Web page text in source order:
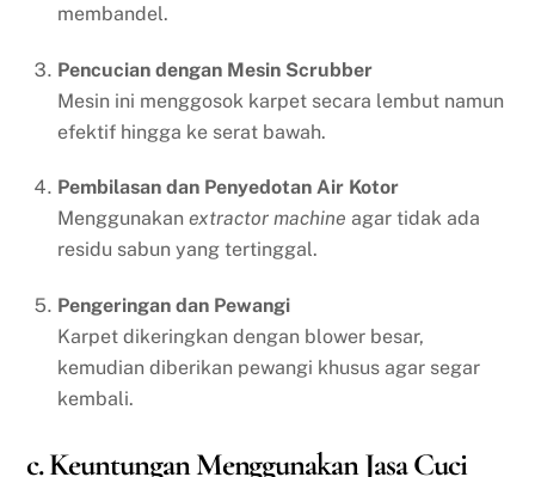
membandel.
Pencucian dengan Mesin Scrubber
Mesin ini menggosok karpet secara lembut namun
efektif hingga ke serat bawah.
Pembilasan dan Penyedotan Air Kotor
Menggunakan extractor machine agar tidak ada
residu sabun yang tertinggal.
Pengeringan dan Pewangi
Karpet dikeringkan dengan blower besar,
kemudian diberikan pewangi khusus agar segar
kembali.
c. Keuntungan Menggunakan Jasa Cuci